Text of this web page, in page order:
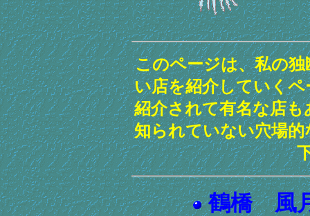
このページは、私の
い店を紹介していく
紹介されて有名な店
知られていない穴場
鶴橋 風